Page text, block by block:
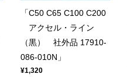
「C50 C65 C100 C200
アクセル・ライン
（黒） 社外品 17910-
086-010N」
¥1,320